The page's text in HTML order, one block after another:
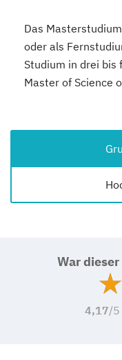
Das
oder als
Studium in drei bis
Master of Science
War
4,17/5